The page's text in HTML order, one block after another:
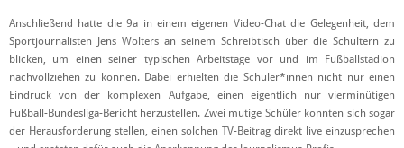
Anschließend hatte die 9a in einem eigenen Video-Chat die Gelegenheit, dem
Sportjournalisten Jens Wolters an seinem Schreibtisch über die Schultern zu
blicken, um einen seiner typischen Arbeitstage vor und im Fußballstadion
nachvollziehen zu können. Dabei erhielten die Schüler*innen nicht nur einen
Eindruck von der komplexen Aufgabe, einen eigentlich nur vierminütigen
Fußball-Bundesliga-Bericht herzustellen. Zwei mutige Schüler konnten sich sogar
der Herausforderung stellen, einen solchen TV-Beitrag direkt live einzusprechen